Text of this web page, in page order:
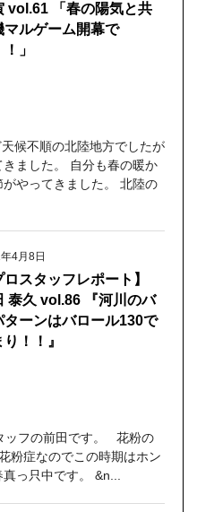
vol.61 「春の陽気と共
マルゲーム開幕で
」
候不順の北陸地方でしたが
ました。 自分も春の暖か
やってきました。 北陸の
4月8日
ロスタッフレポート】
泰久 vol.86 『河川のバ
ターンはバロール130で
！！』
ッフの前田です。 花粉の
粉症なのでこの時期はホン
っ只中です。 &n...